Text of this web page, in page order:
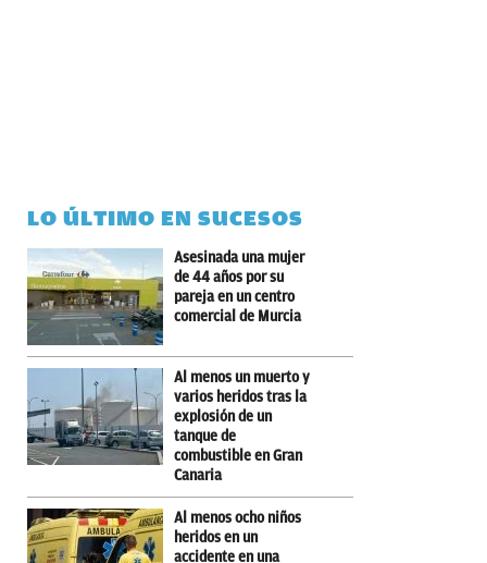
LO ÚLTIMO EN SUCESOS
Asesinada una mujer
de 44 años por su
pareja en un centro
comercial de Murcia
Al menos un muerto y
varios heridos tras la
explosión de un
tanque de
combustible en Gran
Canaria
Al menos ocho niños
heridos en un
accidente en una